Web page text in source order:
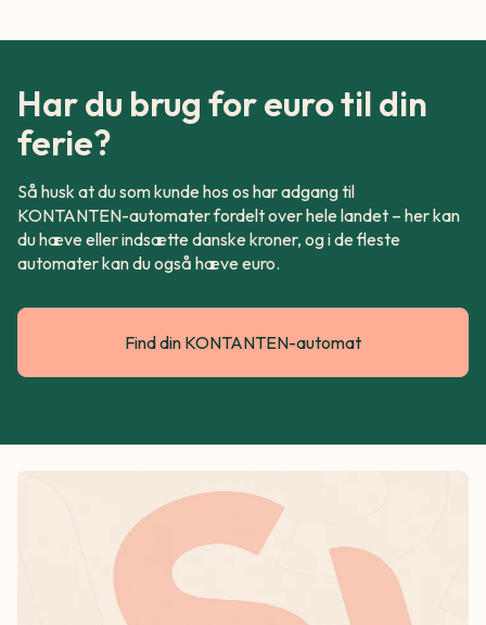
Har du brug for euro til din
ferie?
Så husk at du som kunde hos os har adgang til
KONTANTEN-automater fordelt over hele landet – her kan
du hæve eller indsætte danske kroner, og i de fleste
automater kan du også hæve euro.
Find din KONTANTEN-automat